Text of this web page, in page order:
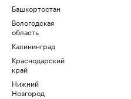
Башкортостан
Вологодская
область
Калининград
Краснодарский
край
Нижний
Новгород